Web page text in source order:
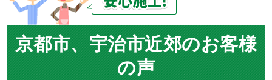
京都市、宇治市近郊のお客様
の声